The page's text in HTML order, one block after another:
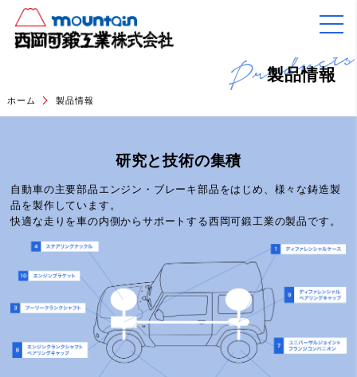
製品情報
Products
ホーム 製品情報
研究と技術の集積
自動車の主要部品エンジン・ブレーキ部品をはじめ、様々な鋳造製
品を製作しています。
快適な走りを車の内側からサポートする西岡可鍛工業の製品です。